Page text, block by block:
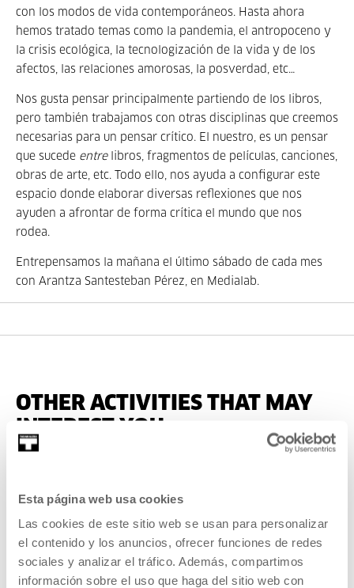
Esta página web usa cookies
Las cookies de este sitio web se usan para personalizar
el contenido y los anuncios, ofrecer funciones de redes
sociales y analizar el tráfico. Además, compartimos
información sobre el uso que haga del sitio web con
con los modos de vida contemporáneos. Hasta ahora
hemos tratado temas como la pandemia, el antropoceno y
la crisis ecológica, la tecnologización de la vida y de los
afectos, las relaciones amorosas, la posverdad, etc…
Nos gusta pensar principalmente partiendo de los libros,
pero también trabajamos con otras disciplinas que creemos
necesarias para un pensar crítico. El nuestro, es un pensar
que sucede entrelibros, fragmentos de películas, canciones,
obras de arte, etc. Todo ello, nos ayuda a configurar este
espacio donde elaborar diversas reflexiones que nos
ayuden a afrontar de forma crítica el mundo que nos
rodea.
Entrepensamos la mañana el último sábado de cada mes
con Arantza Santesteban Pérez, en Medialab.
OTHER ACTIVITIES THAT MAY
INTEREST YOU
16 SEP 2026 | 18:00
Utopias, dystopias, Atopias and other -